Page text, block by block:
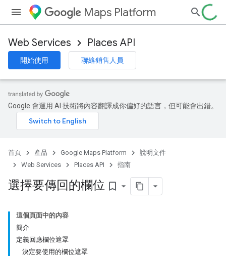
Maps Platform
Web Services Places API
開始使用 聯絡銷售人員
Google 會運用 AI 技術將內容翻譯成你偏好的語言，但可能會出錯。
首頁 產品 Google Maps Platform
說明文件
Web Services
Places API 指南
選擇要傳回的欄位 bookmark_border
這個頁面中的內容
簡介
定義回應欄位遮罩
決定要使用的欄位遮罩